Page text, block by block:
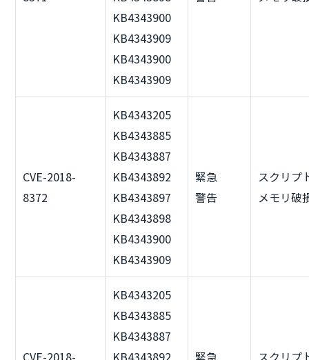
KB4343900
KB4343909
KB4343900
KB4343909
CVE-2018-
8372
KB4343205
KB4343885
KB4343887
KB4343892
KB4343897
KB4343898
KB4343900
KB4343909
緊急
警告
スクリプ
メモリ破
CVE-2018-
KB4343205
KB4343885
KB4343887
KB4343892
緊急
スクリプ